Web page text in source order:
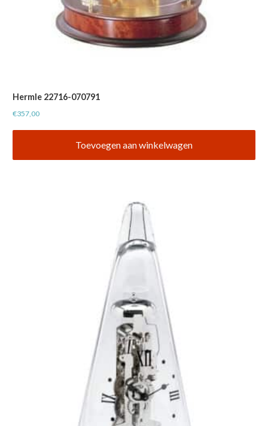
Hermle 22716-070791
€357,00
Toevoegen aan winkelwagen